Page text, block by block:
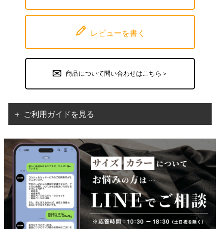
レビューを書く
商品について問い合わせはこちら＞
＋ ご利用ガイドを見る